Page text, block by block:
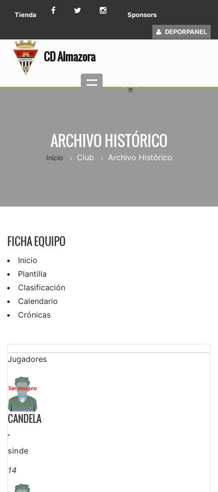
Tienda Sponsors
DEPORPANEL
CD Almazora
ARCHIVO HISTÓRICO
Inicio Club Archivo Histórico
FICHA EQUIPO
Inicio
Plantilla
Clasificación
Calendario
Crónicas
Jugadores
CANDELA
-
sinde
14